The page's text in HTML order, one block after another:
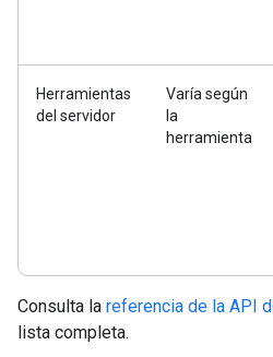
Herramientas
del servidor
Varía según
la
herramienta
Consulta la referencia de la API
lista completa.